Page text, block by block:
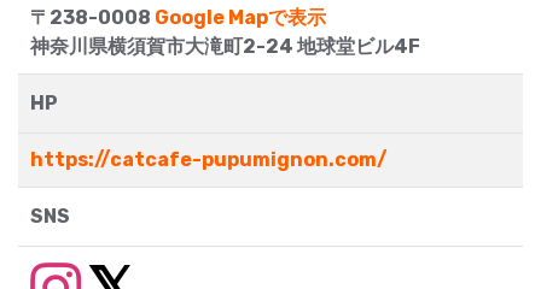
〒238-0008 Google Mapで表示
神奈川県横須賀市大滝町2-24 地球堂ビル4F
HP
https://catcafe-pupumignon.com/
SNS